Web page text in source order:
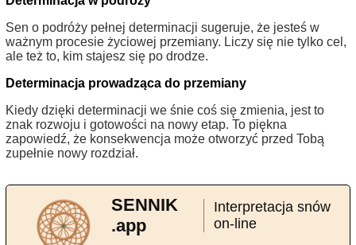
Sen o podróży pełnej determinacji sugeruje, że jesteś w
ważnym procesie życiowej przemiany. Liczy się nie tylko cel,
ale też to, kim stajesz się po drodze.
Determinacja prowadząca do przemiany
Kiedy dzięki determinacji we śnie coś się zmienia, jest to
znak rozwoju i gotowości na nowy etap. To piękna
zapowiedź, że konsekwencja może otworzyć przed Tobą
zupełnie nowy rozdział.
SENNIK
.app
Interpretacja snów
on-line